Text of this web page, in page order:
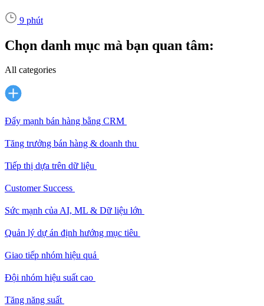
9 phút
Chọn danh mục mà bạn quan tâm:
All categories
Đẩy mạnh bán hàng bằng CRM
Tăng trưởng bán hàng & doanh thu
Tiếp thị dựa trên dữ liệu
Customer Success
Sức mạnh của AI, ML & Dữ liệu lớn
Quản lý dự án định hướng mục tiêu
Giao tiếp nhóm hiệu quả
Đội nhóm hiệu suất cao
Tăng năng suất